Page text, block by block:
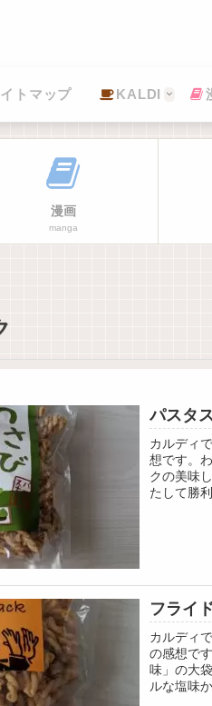
トマップ KALDI
漫画
manga
パスタ
カルディ
想です。
クの美味
たして勝
フライ
カルディ
の感想で
味」の大
ルな塩味